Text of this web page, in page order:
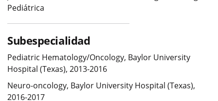
Pediátrica
Subespecialidad
Pediatric Hematology/Oncology, Baylor University
Hospital (Texas), 2013-2016
Neuro-oncology, Baylor University Hospital (Texas),
2016-2017